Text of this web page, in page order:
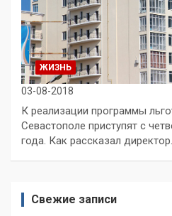
ЖИЗНЬ
03-08-2018
К реализации программы
Севастополе приступят с
года. Как рассказал
Свежие записи